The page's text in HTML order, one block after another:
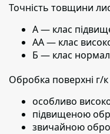
Точність товщини
А — клас
АА — клас
Б — клас
Обробка поверхні г/к
особливо
підвищеною
звичайною